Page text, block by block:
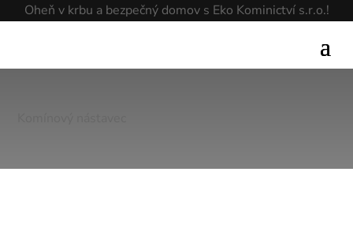
Oheň v krbu a bezpečný domov s Eko Kominictví s.r.o.!